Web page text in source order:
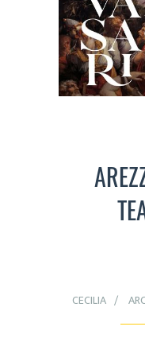
CECILIA